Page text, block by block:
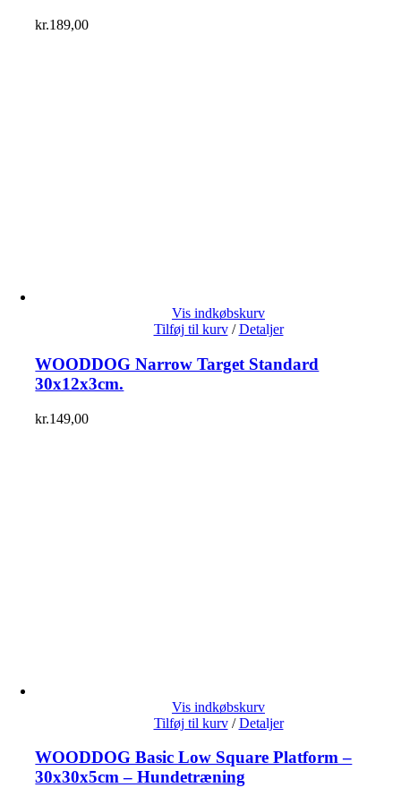
kr.189,00
Vis indkøbskurv
Tilføj til kurv / Detaljer
WOODDOG Narrow Target Standard
30x12x3cm.
kr.149,00
Vis indkøbskurv
Tilføj til kurv / Detaljer
WOODDOG Basic Low Square Platform –
30x30x5cm – Hundetræning